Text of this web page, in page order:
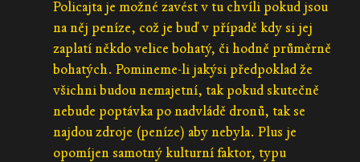
Policajta je možné zavést v tu chvíli pokud jsou
na něj peníze, což je buď v případě kdy si jej
zaplatí někdo velice bohatý, či hodně průměrně
bohatých. Pomineme-li jakýsi předpoklad že
všichni budou nemajetní, tak pokud skutečně
nebude poptávka po nadvládě dronů, tak se
najdou zdroje (peníze) aby nebyla. Plus je
opomíjen samotný kulturní faktor, typu